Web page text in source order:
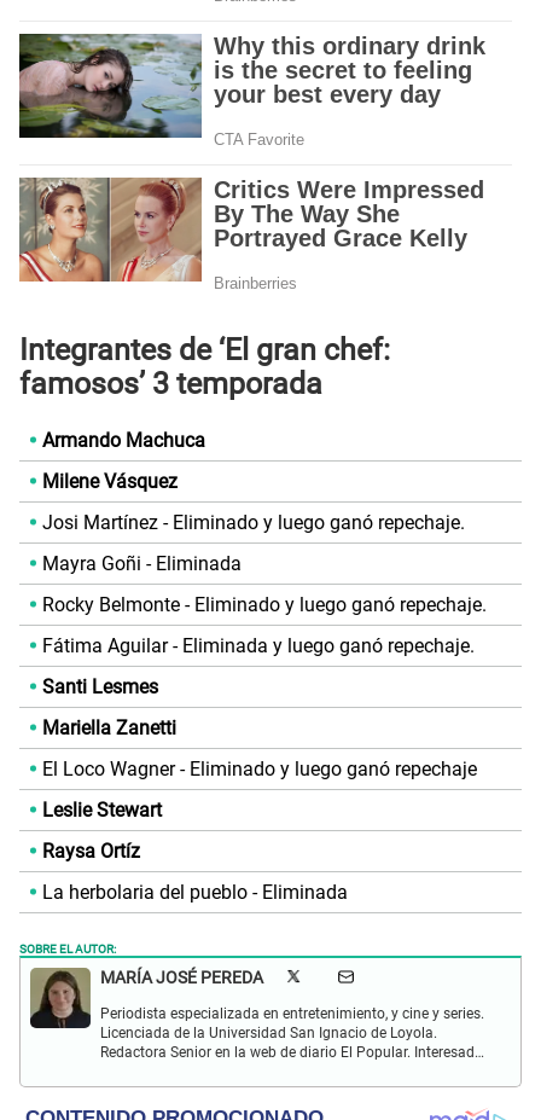
Integrantes de ‘El gran chef:
famosos’ 3 temporada
Armando Machuca
Milene Vásquez
Josi Martínez - Eliminado y luego ganó repechaje.
Mayra Goñi - Eliminada
Rocky Belmonte - Eliminado y luego ganó repechaje.
Fátima Aguilar - Eliminada y luego ganó repechaje.
Santi Lesmes
Mariella Zanetti
El Loco Wagner - Eliminado y luego ganó repechaje
Leslie Stewart
Raysa Ortíz
La herbolaria del pueblo - Eliminada
SOBRE EL AUTOR:
MARÍA JOSÉ PEREDA
Periodista especializada en entretenimiento, y cine y series.
Licenciada de la Universidad San Ignacio de Loyola.
Redactora Senior en la web de diario El Popular. Interesada
series, películas, la literatura y el Hallyu (K-pop, K-dramas,
comida asiática y de más).